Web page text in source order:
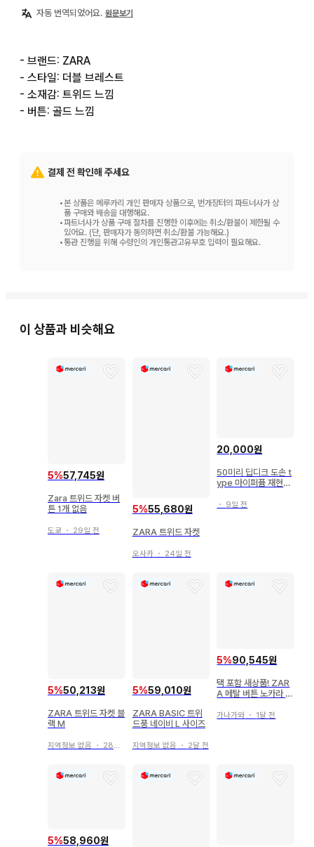
자동 번역되었어요. 원문보기
- 브랜드: ZARA
- 스타일: 더블 브레스트
- 소재감: 트위드 느낌
- 버튼: 골드 느낌
결제 전 확인해 주세요
•본 상품은 메루카리 개인 판매자 상품으로, 번개장터의 파트너사가 상
품 구매와 배송을 대행해요.
•파트너사가 상품 구매 절차를 진행한 이후에는 취소/환불이 제한될 수
있어요. (단, 판매자가 동의하면 취소/환불 가능해요.)
•통관 진행을 위해 수령인의 개인통관고유부호 입력이 필요해요.
이 상품과 비슷해요
5%57,745원
Zara 트위드 자켓 버
튼 1개 없음
도쿄 ・ 29일 전
5%55,680원
ZARA 트위드 자켓
오사카・ 24일 전
20,000원
50미리 딥디크 도손 t
ype 마이퍼퓸 재현향
・ 9일 전
5%50,213원
ZARA 트위드 자켓 블
랙 M
지역정보 없음 ・ 28일 전
5%59,010원
ZARA BASIC 트위
드풍 네이비 L 사이즈
지역정보 없음 ・ 2달 전
5%90,545원
택 포함 새상품! ZAR
A 메탈 버튼 노카라 트
가나가와 ・ 1달 전
5%58,960원